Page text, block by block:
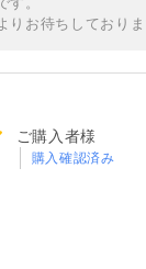
りお待ちしておりま
ご購入者様
購入確認済み